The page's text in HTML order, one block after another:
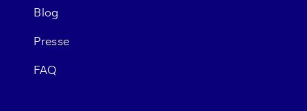
Blog
Presse
FAQ